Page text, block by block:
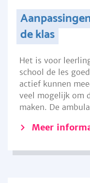
de klas
Het is voor
school de les
actief kunnen
veel mogelijk om
maken. De
Meer